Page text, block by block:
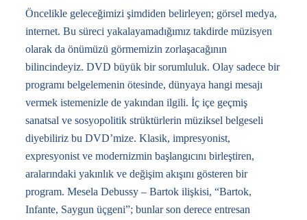
Öncelikle geleceğimizi şimdiden belirleyen; görsel medya,
internet. Bu süreci yakalayamadığımız takdirde müzisyen
olarak da önümüzü görmemizin zorlaşacağının
bilincindeyiz. DVD büyük bir sorumluluk. Olay sadece bir
programı belgelemenin ötesinde, dünyaya hangi mesajı
vermek istemenizle de yakından ilgili. İç içe geçmiş
sanatsal ve sosyopolitik strüktürlerin müziksel belgeseli
diyebiliriz bu DVD’mize. Klasik, impresyonist,
expresyonist ve modernizmin başlangıcını birleştiren,
aralarındaki yakınlık ve değişim akışını gösteren bir
program. Mesela Debussy – Bartok ilişkisi, “Bartok,
Infante, Saygun üçgeni”; bunlar son derece entresan